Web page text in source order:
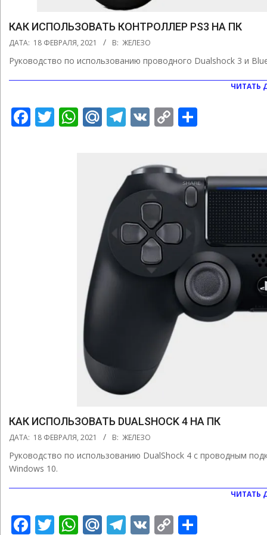
КАК ИСПОЛЬЗОВАТЬ КОНТРОЛЛЕР PS3 НА ПК
2021-
18
ДАТА: 18 ФЕВРАЛЯ, 2021 В: ЖЕЛЕЗО
Руководство по использованию проводного Dualshock 3 и
ЧИТАТЬ
Facebook
Twitter
WhatsApp
Mail.Ru
Telegram
VK Copy
КАК ИСПОЛЬЗОВАТЬ DUALSHOCK 4 НА ПК
2021-
18
ДАТА: 18 ФЕВРАЛЯ, 2021 В: ЖЕЛЕЗО
Руководство по использованию DualShock 4 с проводным
Windows 10.
ЧИТАТЬ
Facebook
Twitter
WhatsApp
Mail.Ru
Telegram
VK Copy